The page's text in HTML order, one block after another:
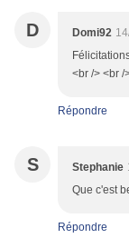
D Domi92
<br /> <br /
Répondre
S Stephanie
Que c'est
Répondre